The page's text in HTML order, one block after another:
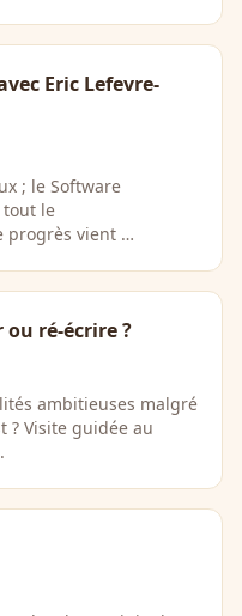
Eric Lefevre-
; le Software
tout le
progrès vient …
ou ré-écrire ?
ambitieuses malgré
? Visite guidée au